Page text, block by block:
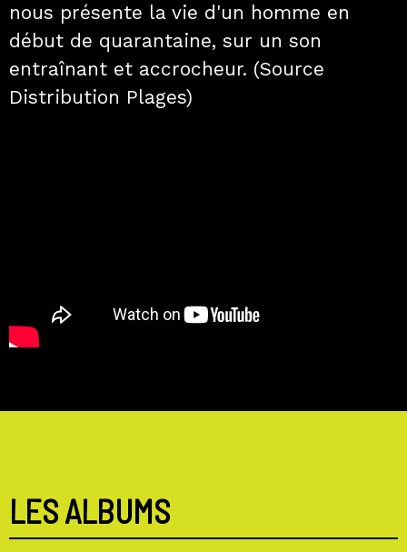
nous présente la vie d'un homme en
début de quarantaine, sur un son
entraînant et accrocheur. (Source
Distribution Plages)
LES ALBUMS